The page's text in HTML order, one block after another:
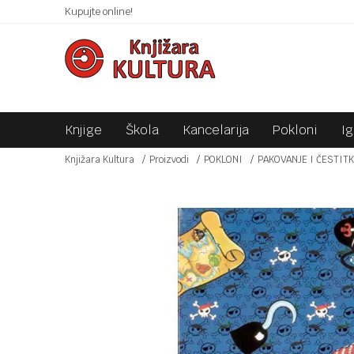
Kupujte online!SIGURNO PLAĆANJE PLATNIM KARTICAMA!
Knjige Škola Kancelarija Pokloni
Knjižara Kultura Proizvodi POKLONI PAKOVANJE I